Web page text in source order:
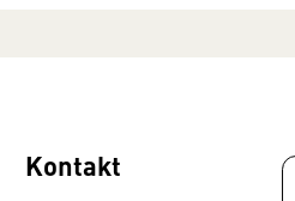
Kontakt